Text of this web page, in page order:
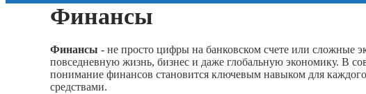
Финансы
Инвестиции
Блокчейн
Финансы
Финансы - не просто цифры на банковском счете или сложные
повседневную жизнь, бизнес и даже глобальную экономику. В
понимание финансов становится ключевым навыком для
средствами.